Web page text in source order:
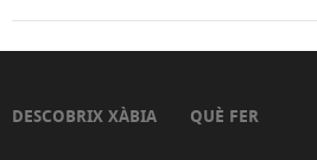
DESCOBRIX XÀBIA QUÈ FER